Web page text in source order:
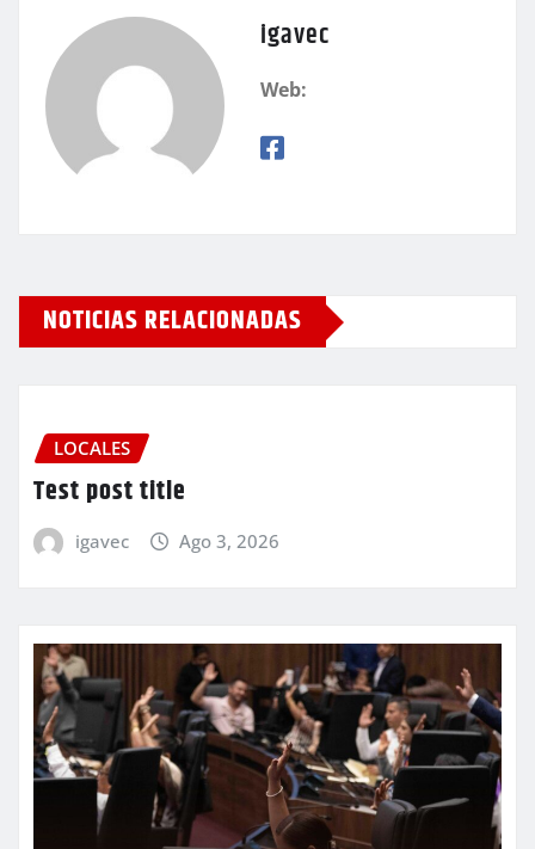
igavec
Web:
NOTICIAS RELACIONADAS
LOCALES
Test post title
igavec Ago 3, 2026